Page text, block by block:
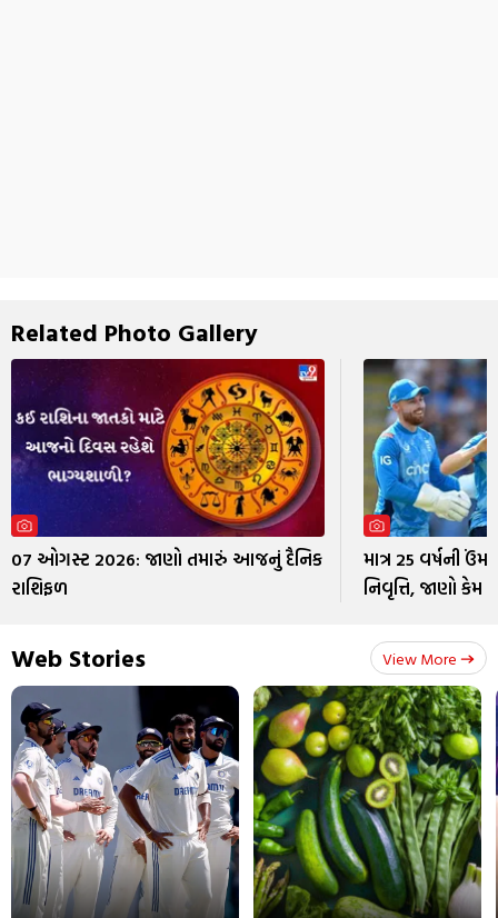
Related Photo Gallery
07 ઓગસ્ટ 2026: જાણો તમારું આજનું દૈનિક
રાશિફળ
માત્ર 25 વર્ષની
નિવૃત્તિ, જાણો કેમ
Web Stories View More